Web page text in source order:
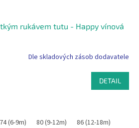
rukávem tutu - Happy vínová
Dle skladových zásob dodavatele
DETAIL
74 (6-9m) 80 (9-12m) 86 (12-18m)